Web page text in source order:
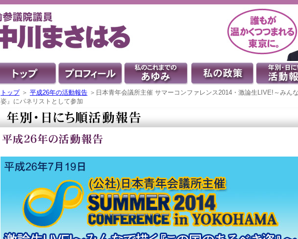
トップ＞ 平成26年の活動報告 ＞日本青年会議所主催 サマーコンファレンス2014・激論生LIVE!～みん
姿』にパネリストとして参加